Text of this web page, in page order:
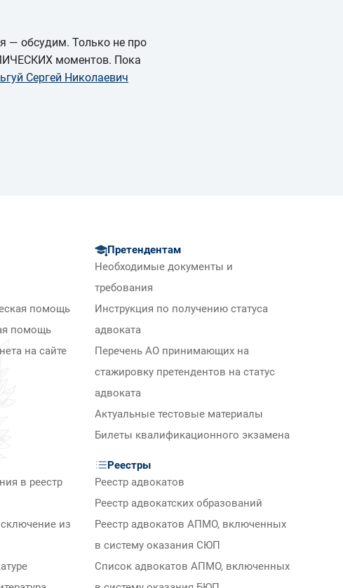
— обсудим. Только не про
моментов. Пока
Сергей Николаевич
помощь
помощь
на сайте
Претендентам
Необходимые документы и
требования
Инструкция по получению статуса
адвоката
Перечень АО принимающих на
стажировку претендентов на статус
адвоката
Актуальные тестовые материалы
Билеты квалификационного экзамена
в реестр
из
Реестры
Реестр адвокатов
Реестр адвокатских образований
Реестр адвокатов АПМО, включенных
в систему оказания СЮП
Список адвокатов АПМО, включенных